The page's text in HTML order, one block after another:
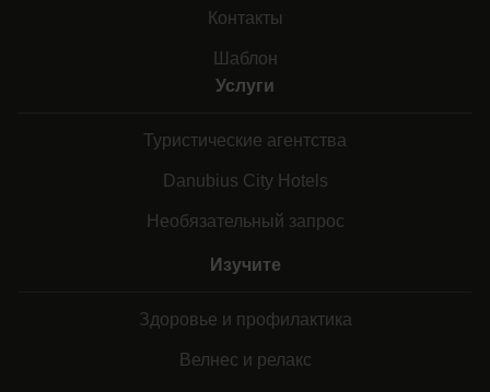
Контакты
Шаблон
Услуги
Туристические агентства
Danubius City Hotels
Необязательный запрос
Изучите
Здоровье и профилактика
Велнес и релакс